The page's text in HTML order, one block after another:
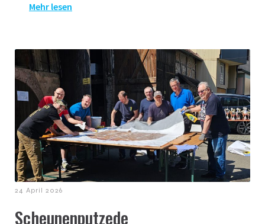
Mehr lesen
24 April 2026
Scheunenputzede